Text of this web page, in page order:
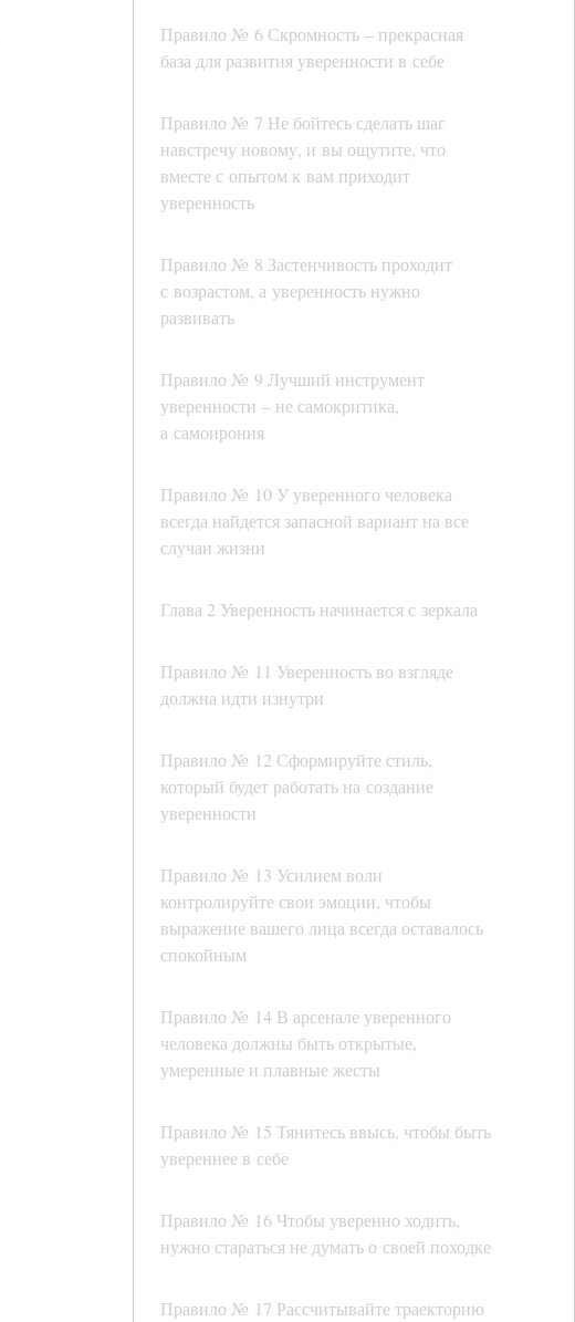
Правило № 6 Скромность – прекрасная
база для развития уверенности в себе
Правило № 7 Не бойтесь сделать шаг
навстречу новому, и вы ощутите, что
вместе с опытом к вам приходит
уверенность
Правило № 8 Застенчивость проходит
с возрастом, а уверенность нужно
развивать
Правило № 9 Лучший инструмент
уверенности – не самокритика,
а самоирония
Правило № 10 У уверенного человека
всегда найдется запасной вариант на все
случаи жизни
Глава 2 Уверенность начинается с зеркала
Правило № 11 Уверенность во взгляде
должна идти изнутри
Правило № 12 Сформируйте стиль,
который будет работать на создание
уверенности
Правило № 13 Усилием воли
контролируйте свои эмоции, чтобы
выражение вашего лица всегда оставалось
спокойным
Правило № 14 В арсенале уверенного
человека должны быть открытые,
умеренные и плавные жесты
Правило № 15 Тянитесь ввысь, чтобы быть
увереннее в себе
Правило № 16 Чтобы уверенно ходить,
нужно стараться не думать о своей походке
Правило № 17 Рассчитывайте траекторию